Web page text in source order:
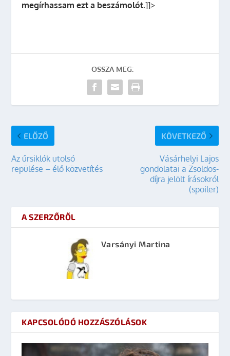
megírhassam ezt a beszámolót.]]>
OSSZA MEG:
ELŐZŐ
Az űrsiklók utolsó
repülése – élő közvetítés
KÖVETKEZŐ
Vásárhelyi Lajos
gondolatai a Zsoldos-
díjra jelölt írásokról
(spoiler)
A SZERZŐRŐL
Varsányi Martina
KAPCSOLÓDÓ HOZZÁSZÓLÁSOK